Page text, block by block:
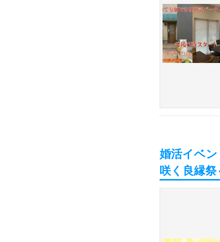
婚活イベ
咲く良縁祭